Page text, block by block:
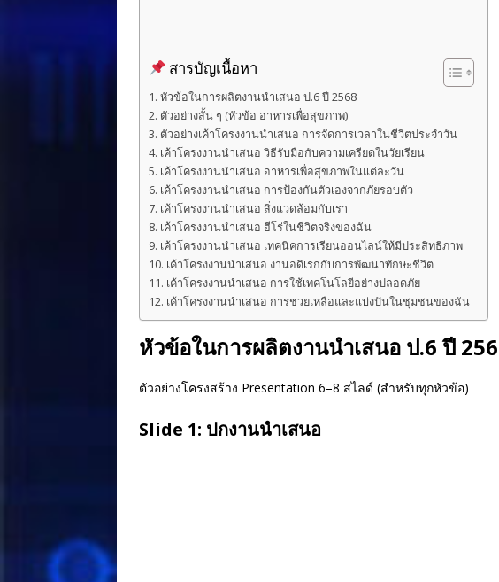
สารบัญเนื้อหา
หัวข้อในการผลิตงานนำเสนอ ป.6 ปี 2568
ตัวอย่างสั้น ๆ (หัวข้อ อาหารเพื่อสุขภาพ)
ตัวอย่างเค้าโครงงานนำเสนอ การจัดการเวลาในชีวิตประจำวัน
เค้าโครงงานนำเสนอ วิธีรับมือกับความเครียดในวัยเรียน
เค้าโครงงานนำเสนอ อาหารเพื่อสุขภาพในแต่ละวัน
เค้าโครงงานนำเสนอ การป้องกันตัวเองจากภัยรอบตัว
เค้าโครงงานนำเสนอ สิ่งแวดล้อมกับเรา
เค้าโครงงานนำเสนอ ฮีโร่ในชีวิตจริงของฉัน
เค้าโครงงานนำเสนอ เทคนิคการเรียนออนไลน์ให้มีประสิทธิภาพ
เค้าโครงงานนำเสนอ งานอดิเรกกับการพัฒนาทักษะชีวิต
เค้าโครงงานนำเสนอ การใช้เทคโนโลยีอย่างปลอดภัย
เค้าโครงงานนำเสนอ การช่วยเหลือและแบ่งปันในชุมชนของฉัน
หัวข้อในการผลิตงานนำเสนอ ป.6 ปี
ตัวอย่างโครงสร้าง Presentation 6–8 สไลด์ (สำหรับทุกหัวข้อ)
Slide 1: ปกงานนำเสนอ